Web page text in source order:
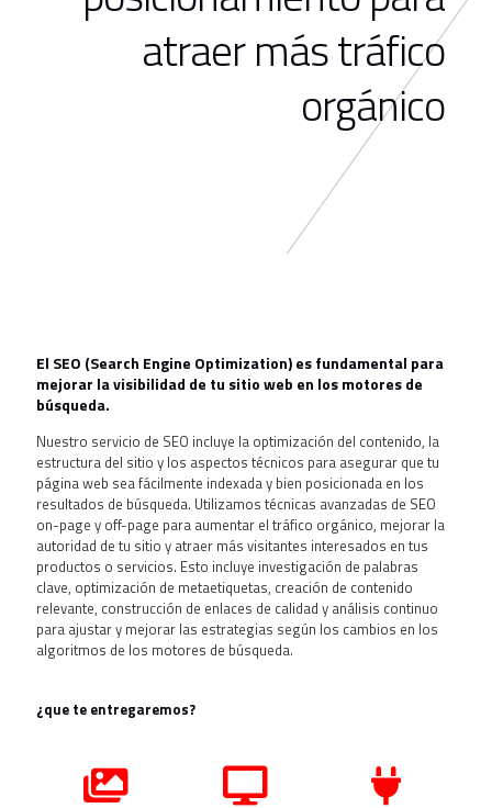
atraer más tráfico
orgánico
El SEO (Search Engine Optimization) es fundamental para
mejorar la visibilidad de tu sitio web en los motores de
búsqueda.
Nuestro servicio de SEO incluye la optimización del contenido, la
estructura del sitio y los aspectos técnicos para asegurar que tu
página web sea fácilmente indexada y bien posicionada en los
resultados de búsqueda. Utilizamos técnicas avanzadas de SEO
on-page y off-page para aumentar el tráfico orgánico, mejorar la
autoridad de tu sitio y atraer más visitantes interesados en tus
productos o servicios. Esto incluye investigación de palabras
clave, optimización de metaetiquetas, creación de contenido
relevante, construcción de enlaces de calidad y análisis continuo
para ajustar y mejorar las estrategias según los cambios en los
algoritmos de los motores de búsqueda.
¿que te entregaremos?